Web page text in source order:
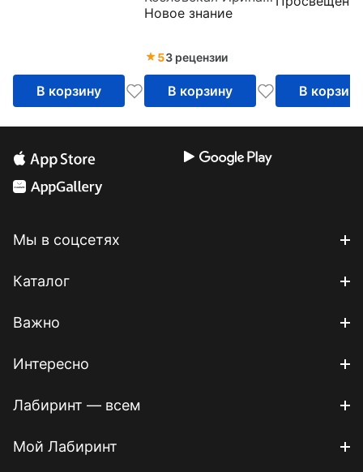
В корзину
4 года. Мои первые
занятий
Новое знание
53 рецензии
В корзину
ФГОС ДО
В корзину
Мы в соцсетях
Каталог
Важно
Интересно
Лабиринт — всем
Мой Лабиринт